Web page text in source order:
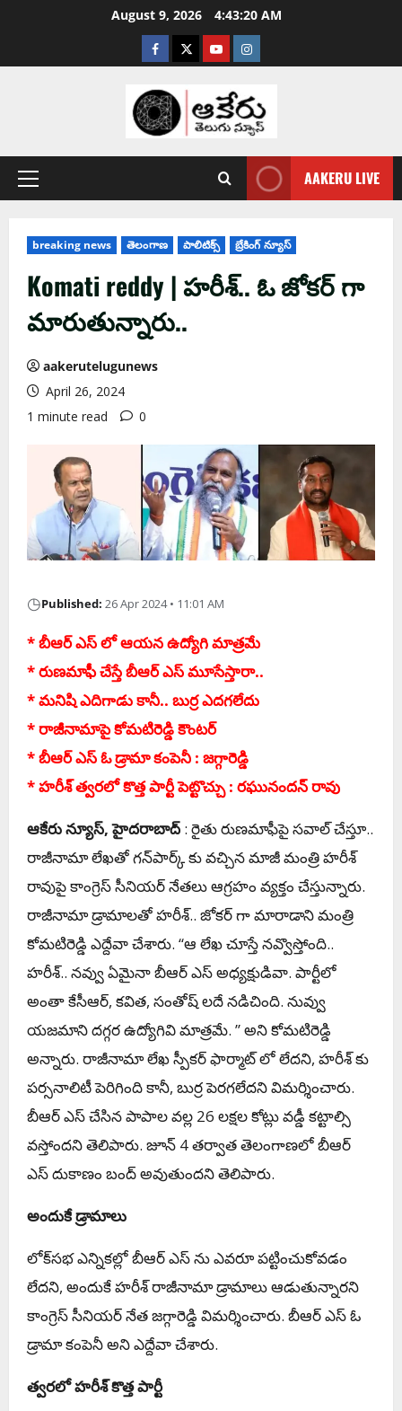
August 9, 2026 4:43:21 AM
AAKERU LIVE
breaking news తెలంగాణ పాలిటిక్స్ బ్రేకింగ్ న్యూస్
Komati reddy | హ‌రీశ్.. ఓ జోక‌ర్ గా
మారుతున్నారు..
aakerutelugunews
April 26, 2024
1 minute read
0
◷Published: 26 Apr 2024 • 11:01 AM
* బీఆర్ ఎస్ లో ఆయ‌న ఉద్యోగి మాత్ర‌మే
* రుణ‌మాఫీ చేస్తే బీఆర్ ఎస్ మూసేస్తారా..
* మ‌నిషి ఎదిగాడు కానీ.. బుర్ర ఎద‌గ‌లేదు
* రాజీనామాపై కోమ‌టిరెడ్డి కౌంట‌ర్‌
* బీఆర్ ఎస్ ఓ డ్రామా కంపెనీ : జ‌గ్గారెడ్డి
* హ‌రీశ్ త్వ‌ర‌లో కొత్త పార్టీ పెట్టొచ్చు : ర‌ఘునంద‌న్ రావు
ఆకేరు న్యూస్‌, హైద‌రాబాద్ : రైతు రుణ‌మాఫీపై స‌వాల్ చేస్తూ..
రాజీనామా లేఖ‌తో గ‌న్‌పార్క్ కు వ‌చ్చిన మాజీ మంత్రి హ‌రీశ్
రావుపై కాంగ్రెస్ సీనియ‌ర్ నేత‌లు ఆగ్ర‌హం వ్య‌క్తం చేస్తున్నారు.
రాజీనామా డ్రామాల‌తో హ‌రీశ్‌.. జోక‌ర్ గా మారాడాని మంత్రి
కోమ‌టిరెడ్డి ఎద్దేవా చేశారు. ‘‘ఆ లేఖ చూస్తే న‌వ్వొస్తోంది..
హ‌రీశ్.. న‌వ్వు ఏమైనా బీఆర్ ఎస్ అధ్య‌క్షుడివా. పార్టీలో
అంతా కేసీఆర్, క‌విత‌, సంతోష్ ల‌దే న‌డిచింది. నువ్వు
య‌జ‌మాని ద‌గ్గ‌ర ఉద్యోగివి మాత్ర‌మే. ’’ అని కోమ‌టిరెడ్డి
అన్నారు. రాజీనామా లేఖ స్పీక‌ర్ ఫార్మాట్ లో లేద‌ని, హ‌రీశ్ కు
ప‌ర్స‌నాలిటీ పెరిగింది కానీ, బుర్ర పెర‌గ‌లేదని విమ‌ర్శించారు.
బీఆర్ ఎస్ చేసిన పాపాల వ‌ల్ల 26 ల‌క్ష‌ల కోట్లు వ‌డ్డీ క‌ట్టాల్సి
వ‌స్తోంద‌ని తెలిపారు. జూన్ 4 త‌ర్వాత తెలంగాణ‌లో బీఆర్
ఎస్ దుకాణం బంద్ అవుతుంద‌ని తెలిపారు.
అందుకే డ్రామాలు
లోక్‌స‌భ ఎన్నిక‌ల్లో బీఆర్ ఎస్ ను ఎవ‌రూ ప‌ట్టించుకోవ‌డం
లేద‌ని, అందుకే హ‌రీశ్ రాజీనామా డ్రామాలు ఆడుతున్నార‌ని
కాంగ్రెస్ సీనియ‌ర్ నేత‌ జ‌గ్గారెడ్డి విమ‌ర్శించారు. బీఆర్ ఎస్ ఓ
డ్రామా కంపెనీ అని ఎద్దేవా చేశారు.
త్వ‌ర‌లో హ‌రీశ్ కొత్త పార్టీ